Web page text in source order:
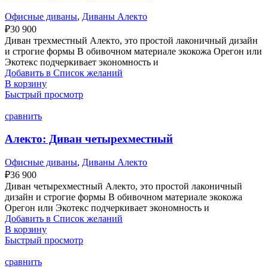
Офисные диваны, Диваны Алекто
₽30 900
Диван трехместный Алекто, это простой лаконичный дизайн
и строгие формы В обивочном материале экокожа Орегон или
Экотекс подчеркивает экономность и
Добавить в Список желаний
В корзину
Быстрый просмотр
сравнить
Алекто: Диван четырехместный
Офисные диваны, Диваны Алекто
₽36 900
Диван четырехместный Алекто, это простой лаконичный
дизайн и строгие формы В обивочном материале экокожа
Орегон или Экотекс подчеркивает экономность и
Добавить в Список желаний
В корзину
Быстрый просмотр
сравнить